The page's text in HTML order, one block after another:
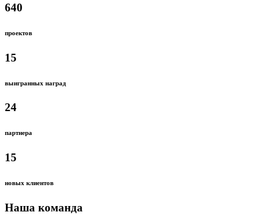
640
проектов
15
выигранных наград
24
партнера
15
новых клиентов
Наша команда